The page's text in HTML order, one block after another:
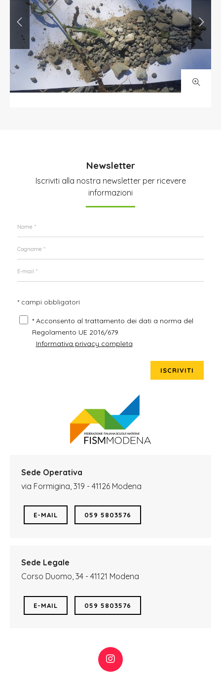
Newsletter
Iscriviti alla nostra newsletter per ricevere
informazioni
* campi obbligatori
* Acconsento al trattamento dei dati a norma del
Regolamento UE 2016/679.
Informativa privacy completa
ISCRIVITI
Sede Operativa
via Formigina, 319 - 41126 Modena
E-MAIL 059 5803576
Sede Legale
Corso Duomo, 34 - 41121 Modena
E-MAIL 059 5803576